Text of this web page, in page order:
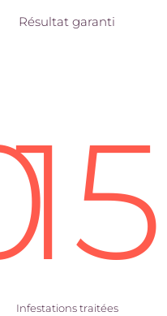
Résultat garanti
Infestations traitées